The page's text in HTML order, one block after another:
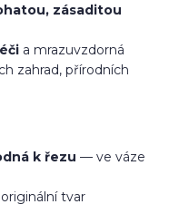
zásaditou
a mrazuvzdorná
zahrad, přírodních
k řezu — ve váze
tvar